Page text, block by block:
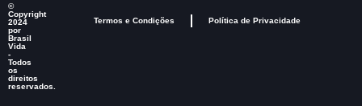
©
Copyright
2024
por
Brasil
Vida
-
Todos
os
direitos
reservados.
Termos e Condições Política de Privacidade